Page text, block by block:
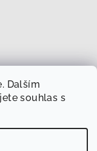
Dalším
souhlas s